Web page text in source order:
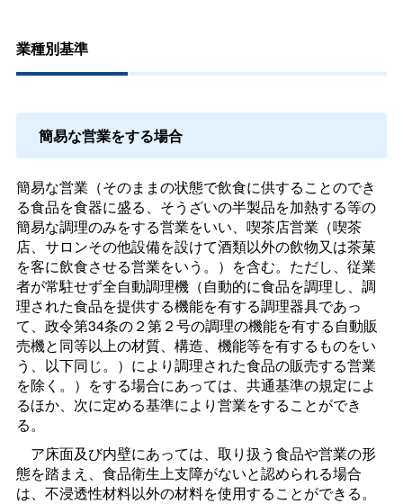
業種別基準
簡易な営業をする場合
簡易な営業（そのままの状態で飲食に供することのでき
る食品を食器に盛る、そうざいの半製品を加熱する等の
簡易な調理のみをする営業をいい、喫茶店営業（喫茶
店、サロンその他設備を設けて酒類以外の飲物又は茶菓
を客に飲食させる営業をいう。）を含む。ただし、従業
者が常駐せず全自動調理機（自動的に食品を調理し、調
理された食品を提供する機能を有する調理器具であっ
て、政令第34条の２第２号の調理の機能を有する自動販
売機と同等以上の材質、構造、機能等を有するものをい
う、以下同じ。）により調理された食品の販売する営業
を除く。）をする場合にあっては、共通基準の規定によ
るほか、次に定める基準により営業をすることができ
る。
ア床面及び内壁にあっては、取り扱う食品や営業の形
態を踏まえ、食品衛生上支障がないと認められる場合
は、不浸透性材料以外の材料を使用することができる。